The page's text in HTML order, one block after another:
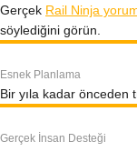
Gerçek Rail Ninja
söylediğini görün.
Esnek Planlama
Bir yıla kadar önceden
Gerçek İnsan Desteği